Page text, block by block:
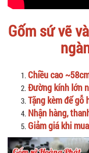
Gốm sứ vẽ
Chiều cao
Đường kính lớn
Tặng kèm đế gỗ
Nhận hàng,
Giảm giá khi